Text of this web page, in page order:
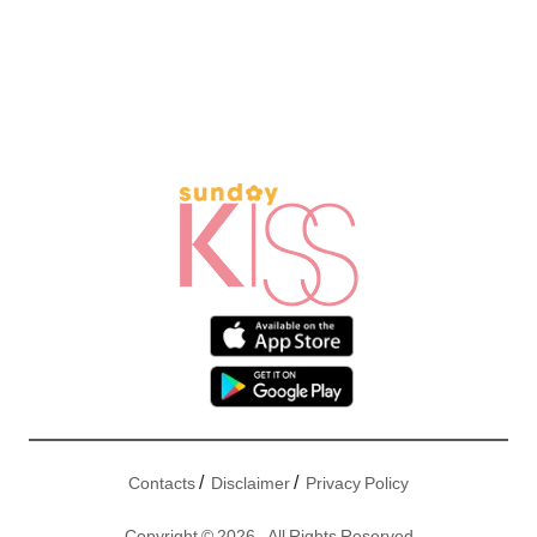
Contacts/ Disclaimer/ Privacy Policy